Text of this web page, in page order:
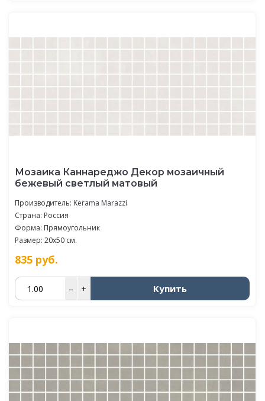
Мозаика Каннареджо Декор мозаичный
бежевый светлый матовый
Производитель: Kerama Marazzi
Страна: Россия
Форма: Прямоугольник
Размер: 20x50 см.
835 руб.
– + Купить